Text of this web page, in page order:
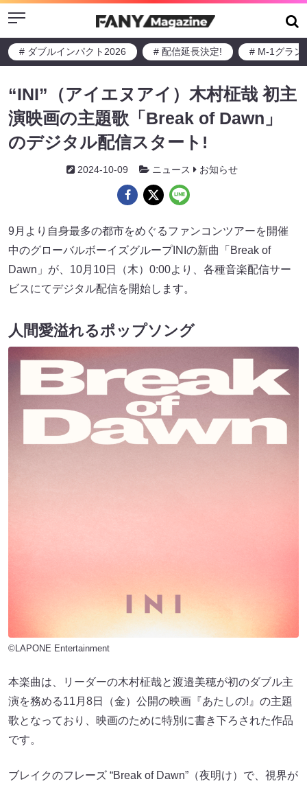
Menu
# ダブルインパクト2026 # 配信延長決定! # M-1グラン
“INI”（アイエヌアイ）⽊村柾哉 初主
演映画の主題歌「Break of Dawn」
のデジタル配信スタート!
2024-10-09 ニュース お知らせ
9⽉より⾃⾝最多の都市をめぐるファンコンツアーを開催
中のグローバルボーイズグループINIの新曲「Break of
Dawn」が、10⽉10⽇（⽊）0:00より、各種⾳楽配信サー
ビスにてデジタル配信を開始します。
⼈間愛溢れるポップソング
©LAPONE Entertainment
本楽曲は、リーダーの⽊村柾哉と渡邉美穂が初のダブル主
演を務める11⽉8⽇（⾦）公開の映画『あたしの!』の主題
歌となっており、映画のために特別に書き下ろされた作品
です。
ブレイクのフレーズ “Break of Dawn”（夜明け）で、視界が